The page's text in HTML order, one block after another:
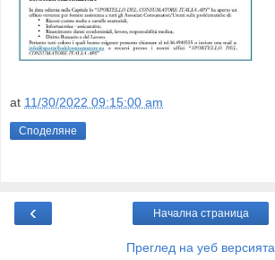
at 11/30/2022 09:15:00 am
Споделяне
‹ Начална страница
Преглед на уеб версията